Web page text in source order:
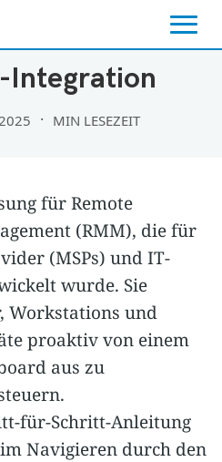
Integration
MIN LESEZEIT
für Remote
(RMM), die für
(MSPs) und IT-
wurde. Sie
Workstations und
proaktiv von einem
aus zu
für-Schritt-Anleitung
Navigieren durch den